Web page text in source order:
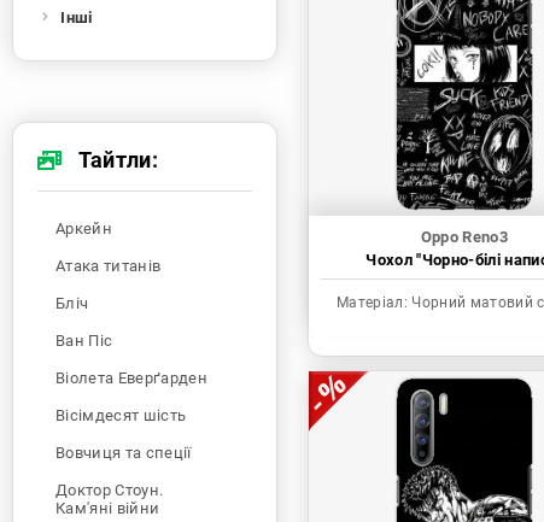
Oppo Reno3
Чохол "Чорно-білі
Матеріал: Чорний матовий
Інші
Тайтли:
Аркейн
Атака титанів
Бліч
Ван Піс
Віолета Еверґарден
Вісімдесят шість
Вовчиця та спеції
Доктор Стоун.
Кам'яні війни